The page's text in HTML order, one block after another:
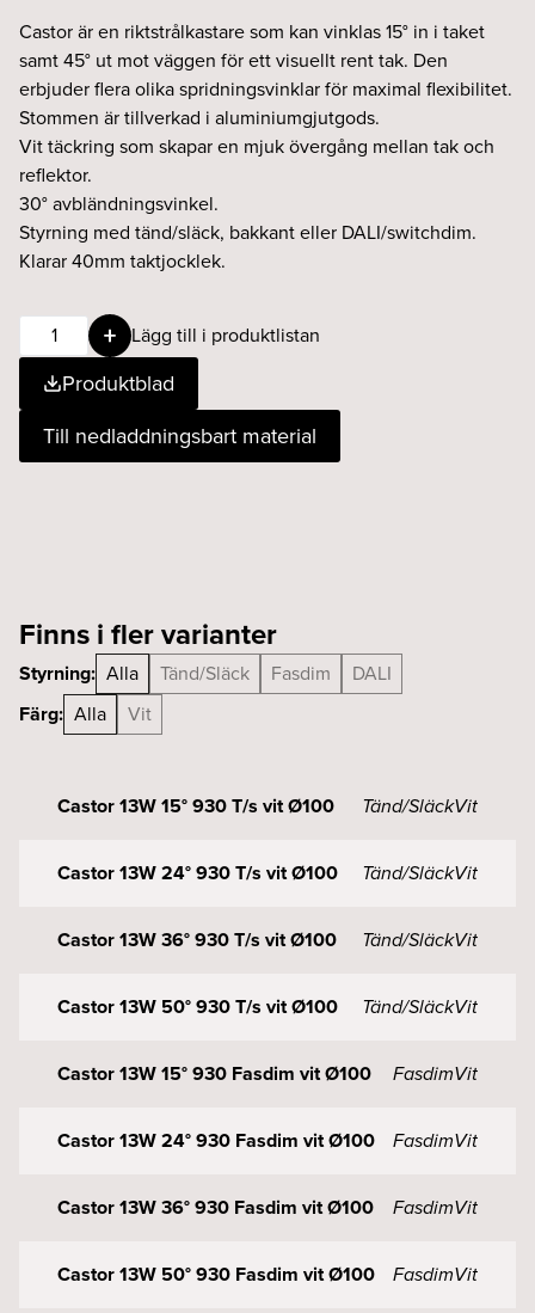
Castor är en riktstrålkastare som kan vinklas 15° in i taket
samt 45° ut mot väggen för ett visuellt rent tak. Den
erbjuder flera olika spridningsvinklar för maximal flexibilitet.
Stommen är tillverkad i aluminiumgjutgods.
Vit täckring som skapar en mjuk övergång mellan tak och
reflektor.
30° avbländningsvinkel.
Styrning med tänd/släck, bakkant eller DALI/switchdim.
Klarar 40mm taktjocklek.
Castor
13W
24°
930
DALI
vit
Lägg till i produktlistan
Produktblad
Till nedladdningsbart material
Finns i fler varianter
Styrning: Alla Tänd/Släck Fasdim
DALI
Färg: Alla Vit
Castor 13W 15° 930 T/s vit Ø100 Tänd/SläckVit
Castor 13W 24° 930 T/s vit Ø100 Tänd/SläckVit
Castor 13W 36° 930 T/s vit Ø100 Tänd/SläckVit
Castor 13W 50° 930 T/s vit Ø100 Tänd/SläckVit
Castor 13W 15° 930 Fasdim vit Ø100 FasdimVit
Castor 13W 24° 930 Fasdim vit Ø100 FasdimVit
Castor 13W 36° 930 Fasdim vit Ø100 FasdimVit
Castor 13W 50° 930 Fasdim vit Ø100 FasdimVit